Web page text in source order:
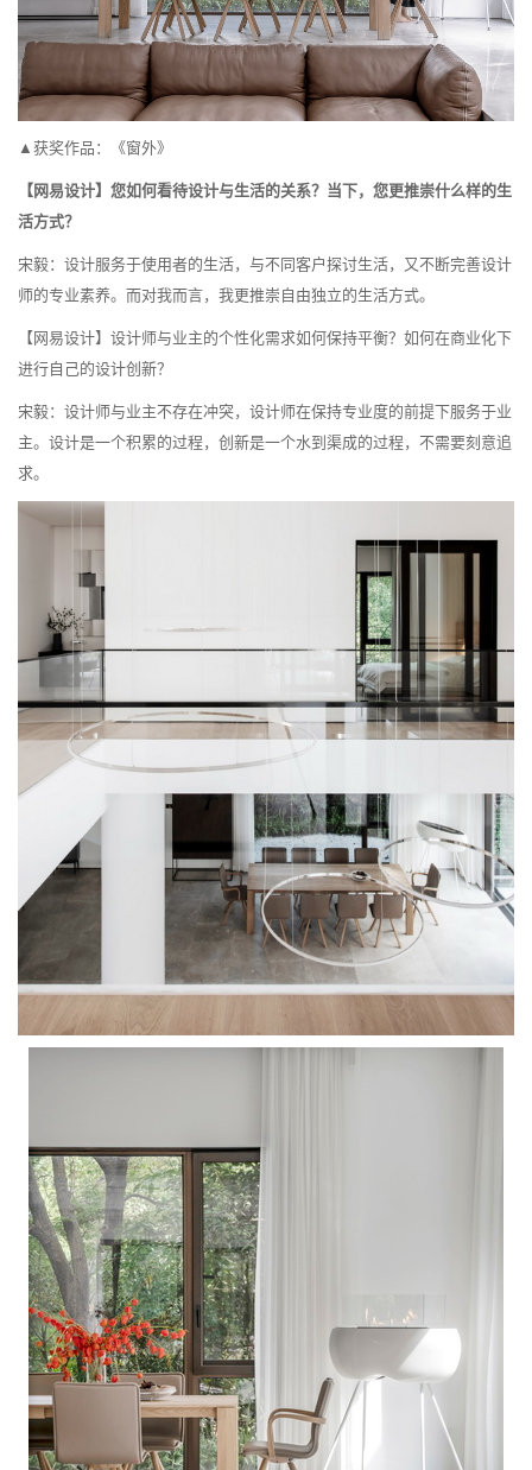
▲获奖作品：《窗外》
【网易设计】您如何看待设计与生活的关系？当下，您更推崇什么样的生
活方式？
宋毅：设计服务于使用者的生活，与不同客户探讨生活，又不断完善设计
师的专业素养。而对我而言，我更推崇自由独立的生活方式。
【网易设计】设计师与业主的个性化需求如何保持平衡？如何在商业化下
进行自己的设计创新？
宋毅：设计师与业主不存在冲突，设计师在保持专业度的前提下服务于业
主。设计是一个积累的过程，创新是一个水到渠成的过程，不需要刻意追
求。